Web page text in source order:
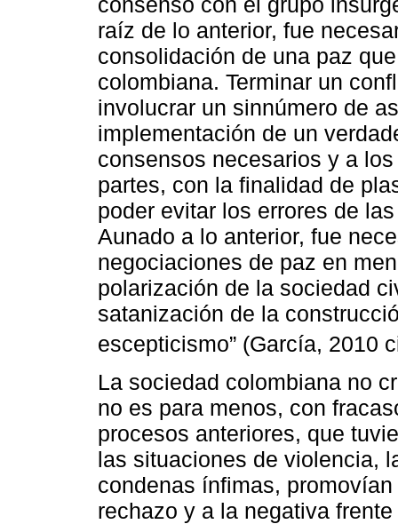
raíz de lo anterior, fue
consolidación de una paz
colombiana. Terminar un
involucrar un sinnúmero de
implementación de un
consensos necesarios y a
partes, con la finalidad de
poder evitar los errores de
Aunado a lo anterior, fue
negociaciones de paz en
polarización de la sociedad
satanización de la
escepticismo” (García, 2010
La sociedad colombiana no
no es para menos, con
procesos anteriores, que
las situaciones de violencia,
condenas ínfimas,
rechazo y a la negativa